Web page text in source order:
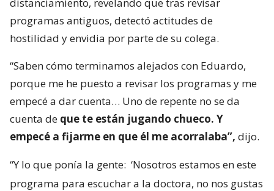
programas antiguos, detectó actitudes de
hostilidad y envidia por parte de su colega.
“Saben cómo terminamos alejados con Eduardo,
porque me he puesto a revisar los programas y me
empecé a dar cuenta… Uno de repente no se da
cuenta de que te están jugando chueco. Y
empecé a fijarme en que él me acorralaba”, dijo.
“Y lo que ponía la gente: ‘Nosotros estamos en este
programa para escuchar a la doctora, no nos gustas